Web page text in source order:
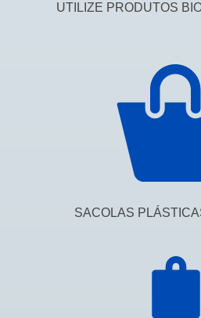
UTILIZE PRODUTOS
SACOLAS